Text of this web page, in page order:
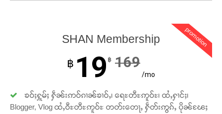
promotion
SHAN Membership
฿ 19 ฿ 169
/mo
ၶဝ်ႈႁူမ်ႈ ႁဵၼ်းဢဝ်ၵၢၼ်ၶၢဝ်ႇ၊ ရေႊတီႊဢူဝ်ႊ၊ ထႆႇႁၢင်ႈ၊
Blogger, Vlog ထႆႇဝီႊတီႊဢူဝ်ႊ တတ်းတေႃႇ ႁဵတ်းဢွၵ်ႇ ပိုၼ်ၽႄႈ